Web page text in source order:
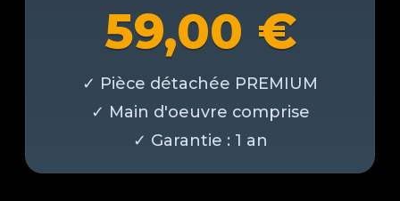
59,00 €